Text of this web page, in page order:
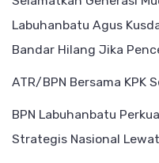
Labuhanbatu Agus
Bandar Hilang Jika
ATR/BPN Bersama KPK
BPN Labuhanbatu
Strategis Nasional